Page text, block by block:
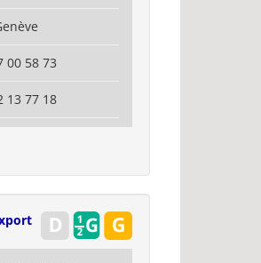
00 58 73
13 77 18